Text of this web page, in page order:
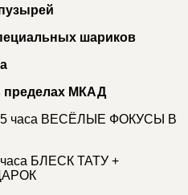
шариков
пределах МКАД
часа ВЕСЁЛЫЕ ФОКУСЫ В
часа БЛЕСК ТАТУ +